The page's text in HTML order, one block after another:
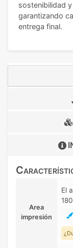
sostenibilidad
garantizando
entrega final.
Area
impresión
El